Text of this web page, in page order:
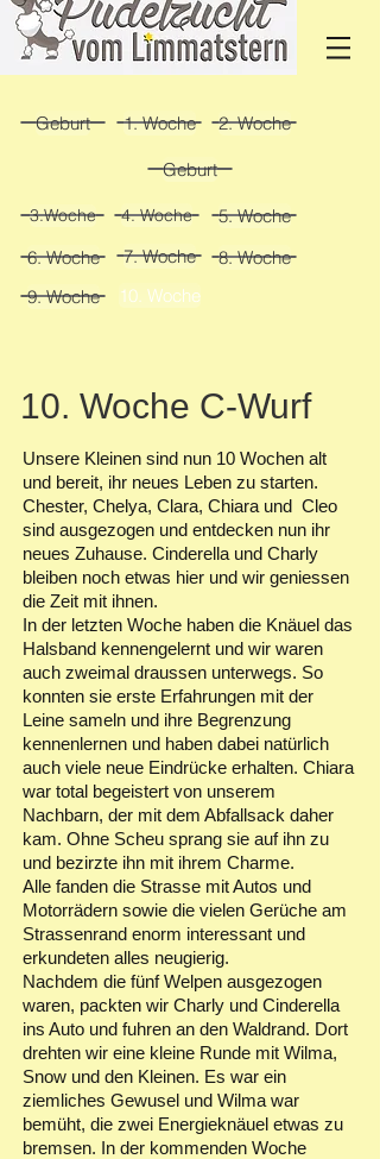
10. Woche C-Wurf
Unsere Kleinen sind nun 10 Wochen alt
und bereit, ihr neues Leben zu starten.
Chester, Chelya, Clara, Chiara und Cleo
sind ausgezogen und entdecken nun ihr
neues Zuhause. Cinderella und Charly
bleiben noch etwas hier und wir geniessen
die Zeit mit ihnen.
In der letzten Woche haben die Knäuel das
Halsband kennengelernt und wir waren
auch zweimal draussen unterwegs. So
konnten sie erste Erfahrungen mit der
Leine sameln und ihre Begrenzung
kennenlernen und haben dabei natürlich
auch viele neue Eindrücke erhalten. Chiara
war total begeistert von unserem
Nachbarn, der mit dem Abfallsack daher
kam. Ohne Scheu sprang sie auf ihn zu
und bezirzte ihn mit ihrem Charme.
Alle fanden die Strasse mit Autos und
Motorrädern sowie die vielen Gerüche am
Strassenrand enorm interessant und
erkundeten alles neugierig.
Nachdem die fünf Welpen ausgezogen
waren, packten wir Charly und Cinderella
ins Auto und fuhren an den Waldrand. Dort
drehten wir eine kleine Runde mit Wilma,
Snow und den Kleinen. Es war ein
ziemliches Gewusel und Wilma war
bemüht, die zwei Energieknäuel etwas zu
bremsen. In der kommenden Woche
1. Woche 2. Woche
3.Woche 4. Woche
5. Woche
6. Woche
7. Woche
8. Woche
9. Woche
10. Woche
Geburt
Geburt